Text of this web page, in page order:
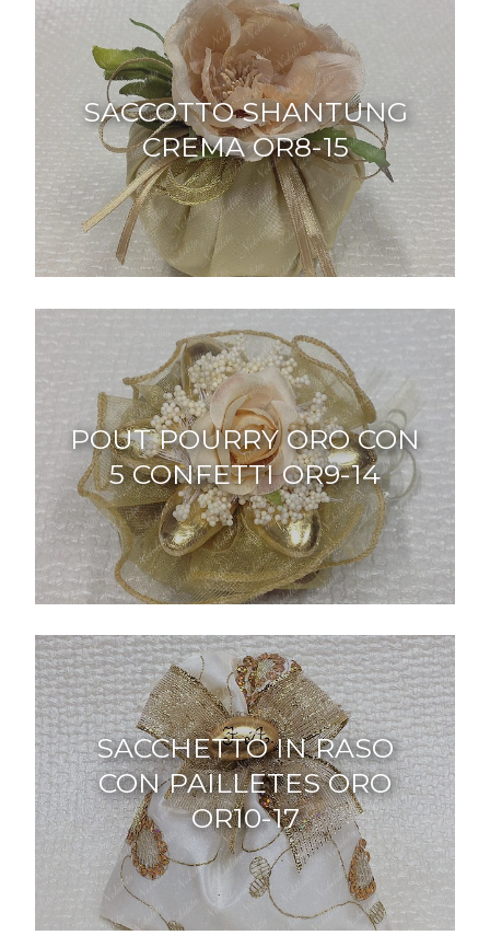
SACCOTTO SHANTUNG
CREMA OR8-15
POUT POURRY ORO CON
5 CONFETTI OR9-14
SACCHETTO IN RASO
CON PAILLETES ORO
OR10-17